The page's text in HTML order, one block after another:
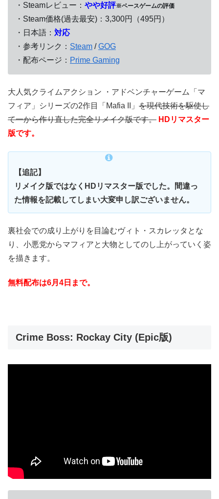
・Steamレビュー： やや好評※ベースゲームの評価
・Steam価格(過去最安)：3,300円（495円）
・日本語： 対応
・参考リンク： Steam /GOG
・配布ページ： Prime Gaming
大人気クライムアクション ・アドベンチャーゲーム「マ
フィア」シリーズの2作目「Mafia II」 を現代技術を駆使し
て一から作り直した完全リメイク版です。 HDリマスター
版です。
【追記】
リメイク版ではなくHDリマスター版でした。間違っ
た情報を記載してしまい大変申し訳ございません。
裏社会での成り上がりを目論むヴィト・スカレッタとな
り、小悪党からマフィアと大物としてのし上がっていく姿
を描きます。
無料配布は6月4日まで。
Crime Boss: Rockay City (Epic版)